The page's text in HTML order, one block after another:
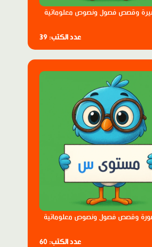
وقصص فصول ونصوص معلوماتية
عدد الكتب: 39
وقصص فصول ونصوص معلوماتية
عدد الكتب: 60